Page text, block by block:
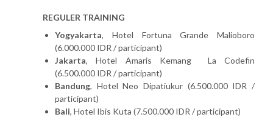
REGULER TRAINING
Yogyakarta, Hotel Fortuna Grande Malioboro
(6.000.000 IDR / participant)
Jakarta, Hotel Amaris Kemang La Codefin
(6.500.000 IDR / participant)
Bandung, Hotel Neo Dipatiukur (6.500.000 IDR /
participant)
Bali, Hotel Ibis Kuta (7.500.000 IDR / participant)